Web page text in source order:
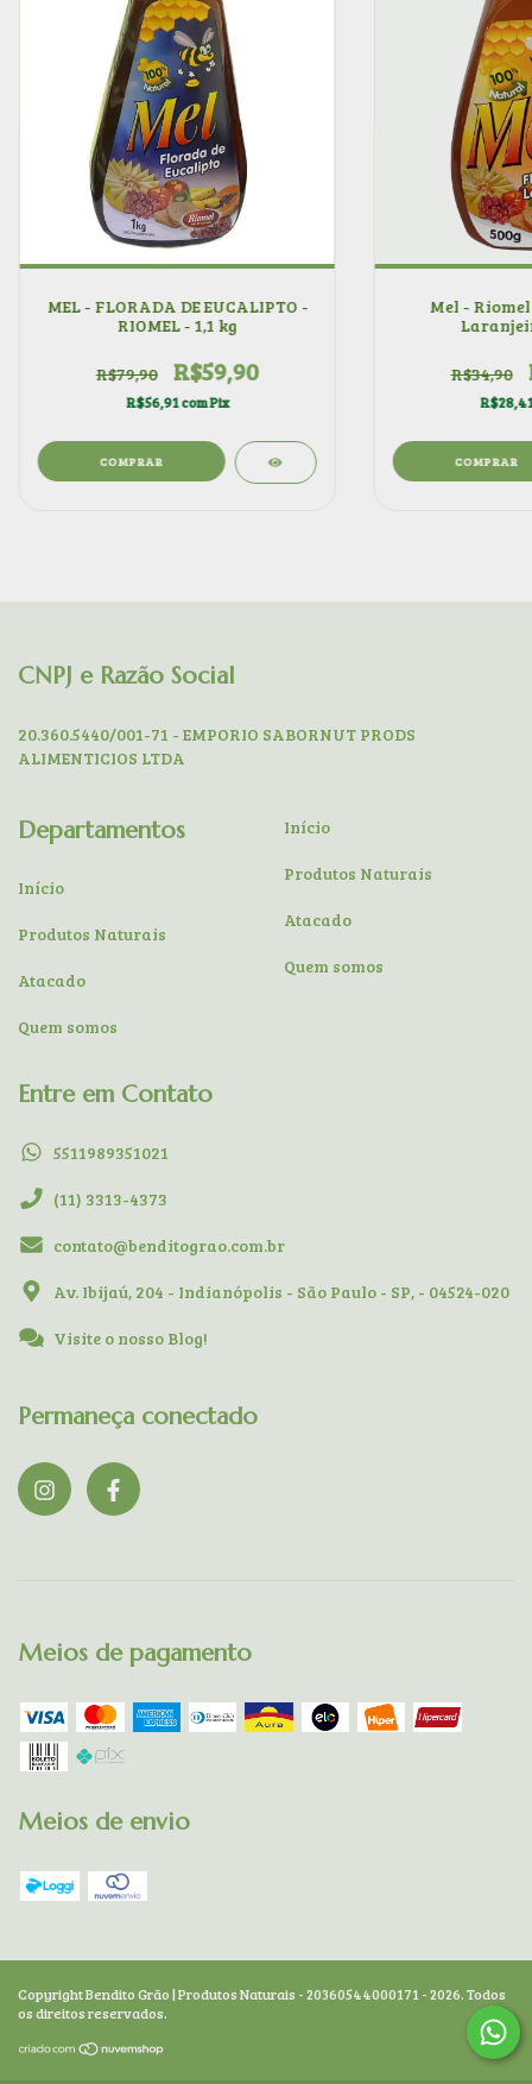
MEL - FLORADA DE EUCALIPTO -
RIOMEL - 1,1 kg
R$79,90 R$59,90
R$56,91comPix
Mel -
R$34,90
CNPJ e Razão Social
20.360.5440/001-71 - EMPORIO SABORNUT PRODS
ALIMENTICIOS LTDA
Departamentos
Início
Produtos Naturais
Atacado
Quem somos
Início
Produtos Naturais
Atacado
Quem somos
Entre em Contato
5511989351021
(11) 3313-4373
contato@benditograo.com.br
Av. Ibijaú, 204 - Indianópolis - São Paulo - SP, - 04524-020
Visite o nosso Blog!
Permaneça conectado
Meios de pagamento
Meios de envio
Copyright Bendito Grão | Produtos Naturais - 20360544000171 - 2026. Todos
os direitos reservados.